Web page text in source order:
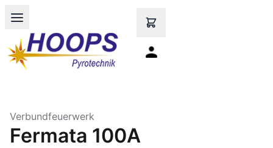
Open main menu
Verbundfeuerwerk
Fermata 100A